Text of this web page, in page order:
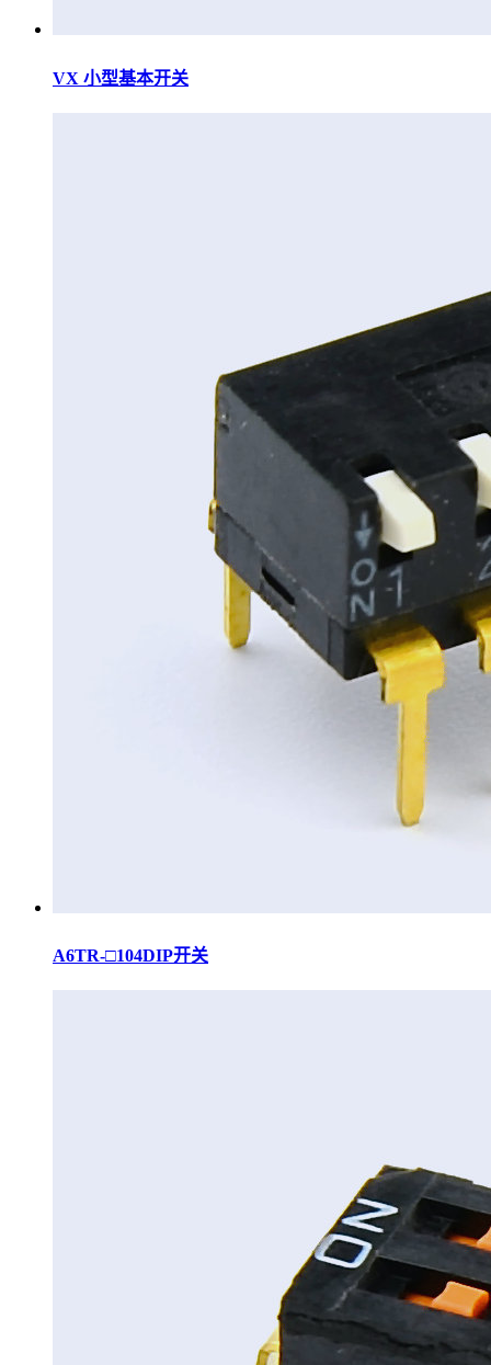
VX 小型基本开关
A6TR-□104DIP开关